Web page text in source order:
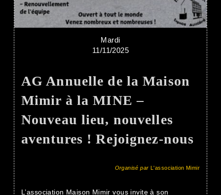
Mardi
11/11/2025
AG Annuelle de la Maison
Mimir à la MINE –
Nouveau lieu, nouvelles
aventures ! Rejoignez-nous
Organisé parL'association Mimir
L’association Maison Mimir vous invite à son